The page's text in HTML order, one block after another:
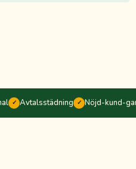
✓ Avtalsstädning ✓ Nöjd-kund-